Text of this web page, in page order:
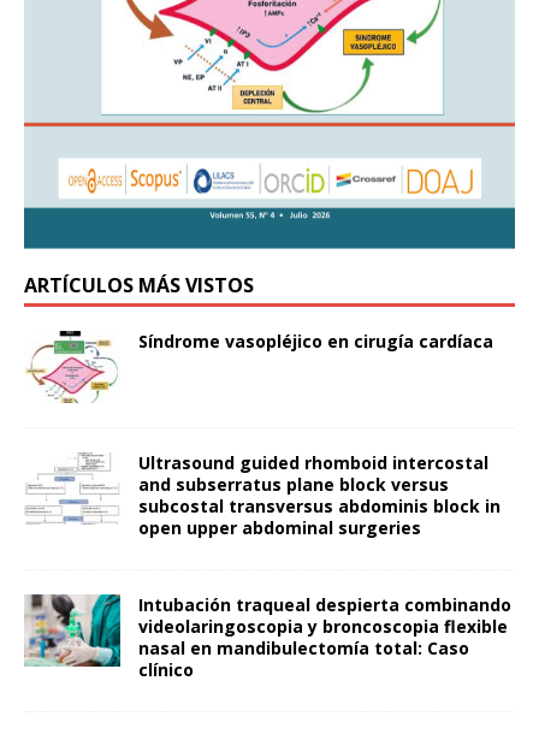
ARTÍCULOS MÁS VISTOS
Síndrome vasopléjico en cirugía cardíaca
Ultrasound guided rhomboid intercostal
and subserratus plane block versus
subcostal transversus abdominis block in
open upper abdominal surgeries
Intubación traqueal despierta combinando
videolaringoscopia y broncoscopia flexible
nasal en mandibulectomía total: Caso
clínico